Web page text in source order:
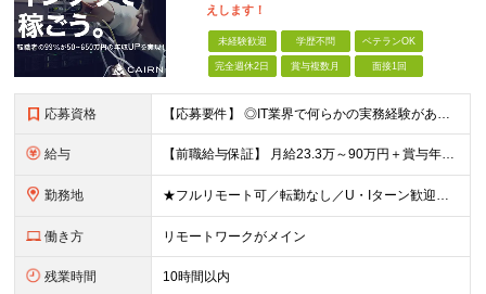
えします！
未経験歓迎 学歴不問 ベテランOK
完全週休2日 賞与複数月 面接1回
応募資格 【応募要件】 ◎IT業界で何らかの実務経験がある方 └2～3ヶ月の実務経験のある方は歓迎します！ 例）PCキッティングやモバイル通信基地局の業務経験者など インフラエンジニアとして経験のある方は、
給与 【前職給与保証】 月給23.3万～90万円＋賞与年2回＋インセンティブ ★年収1000万円以上の実績あり！ ※上記月給には月20～30時間分（2万9,300円～21万7,900円）の固定残業代を含み
勤務地 ★フルリモート可／転勤なし／U・Iターン歓迎★ ◎勤務地は相談の上、ご自宅近くに調整します！ 【勤務地】 本社、または東京／埼玉／千葉／神奈川／愛知／仙台のクライアント先 ◎完全在宅（フルリモート）
働き方 リモートワークがメイン
残業時間 10時間以内